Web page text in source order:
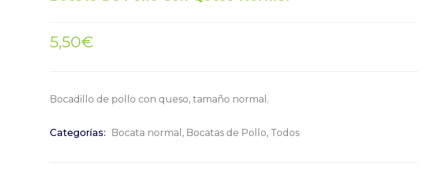
5,50€
Bocadillo de pollo con queso, tamaño normal.
Categorías: Bocata normal , Bocatas de Pollo, Todos